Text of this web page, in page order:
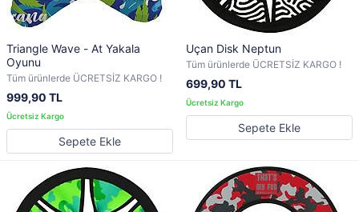
Triangle Wave - At Yakala
Oyunu
Tüm ürünlerde ÜCRETSİZ KARGO !
999,90 TL
Sepete Ekle
Uçan Disk Neptun
Tüm ürünlerde ÜCRETSİZ KARGO !
699,90 TL
Sepete Ekle